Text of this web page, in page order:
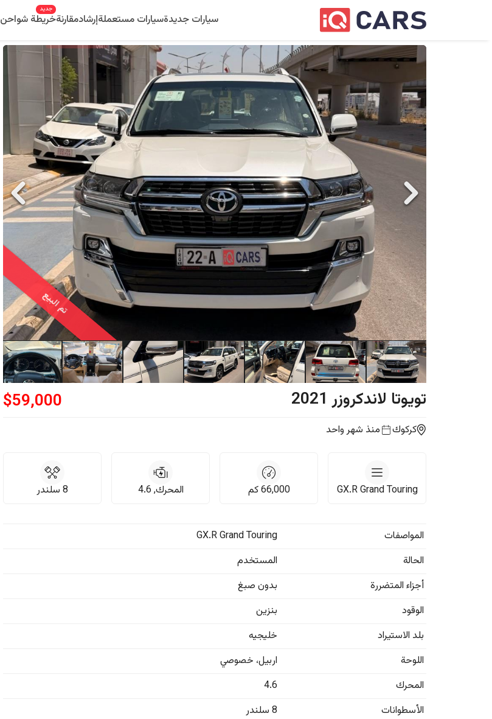
سيارات جديدةسيارات مستعملةإرشادمقارنةخريطة شواحن
جديد
تم البيع
تويوتا لاندكروزر 2021
$59,000
كركوك منذ شهر واحد
GX.R Grand Touring
66,000كم المحرك, 4.6 8 سلندر
المواصفات
GX.R Grand Touring
الحالة
المستخدم
أجزاء المتضررة
بدون صبغ
الوقود
بنزين
بلد الاستيراد
خليجيه
اللوحة
اربيل، خصوصي
المحرك
4.6
الأسطوانات
8 سلندر